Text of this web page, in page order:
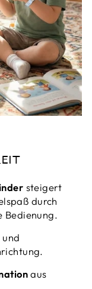
steigert
durch
Bedienung.
aus